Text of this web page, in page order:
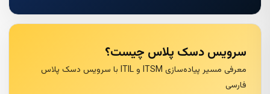
سرویس دسک پلاس چیست؟
معرفی مسیر پیاده‌سازی ITSM و ITIL با سرویس دسک پلاس
فارسی